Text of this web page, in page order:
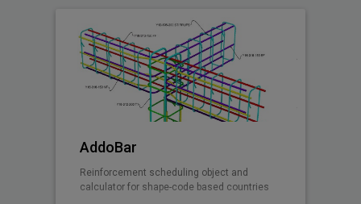
AddoBar
Reinforcement scheduling object and
calculator for shape-code based countries